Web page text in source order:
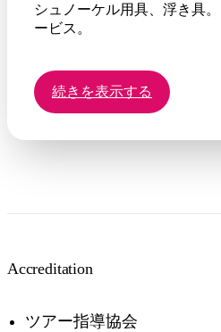
シュノーケル用具、浮き具
ービス。
続きを表示する
Accreditation
ツアー指導協会